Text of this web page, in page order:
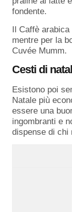
fondente.
Il Caffè
mentre per la
Cuvée Mumm.
Cesti di
Esistono poi
Natale più
essere una
ingombranti e
dispense di chi